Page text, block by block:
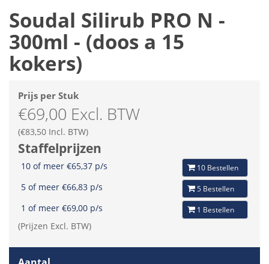
Soudal Silirub PRO N -
300ml - (doos a 15
kokers)
Prijs per Stuk
€69,00 Excl. BTW
(€83,50 Incl. BTW)
Staffelprijzen
10 of meer €65,37 p/s 10 Bestellen
5 of meer €66,83 p/s 5 Bestellen
1 of meer €69,00 p/s 1 Bestellen
(Prijzen Excl. BTW)